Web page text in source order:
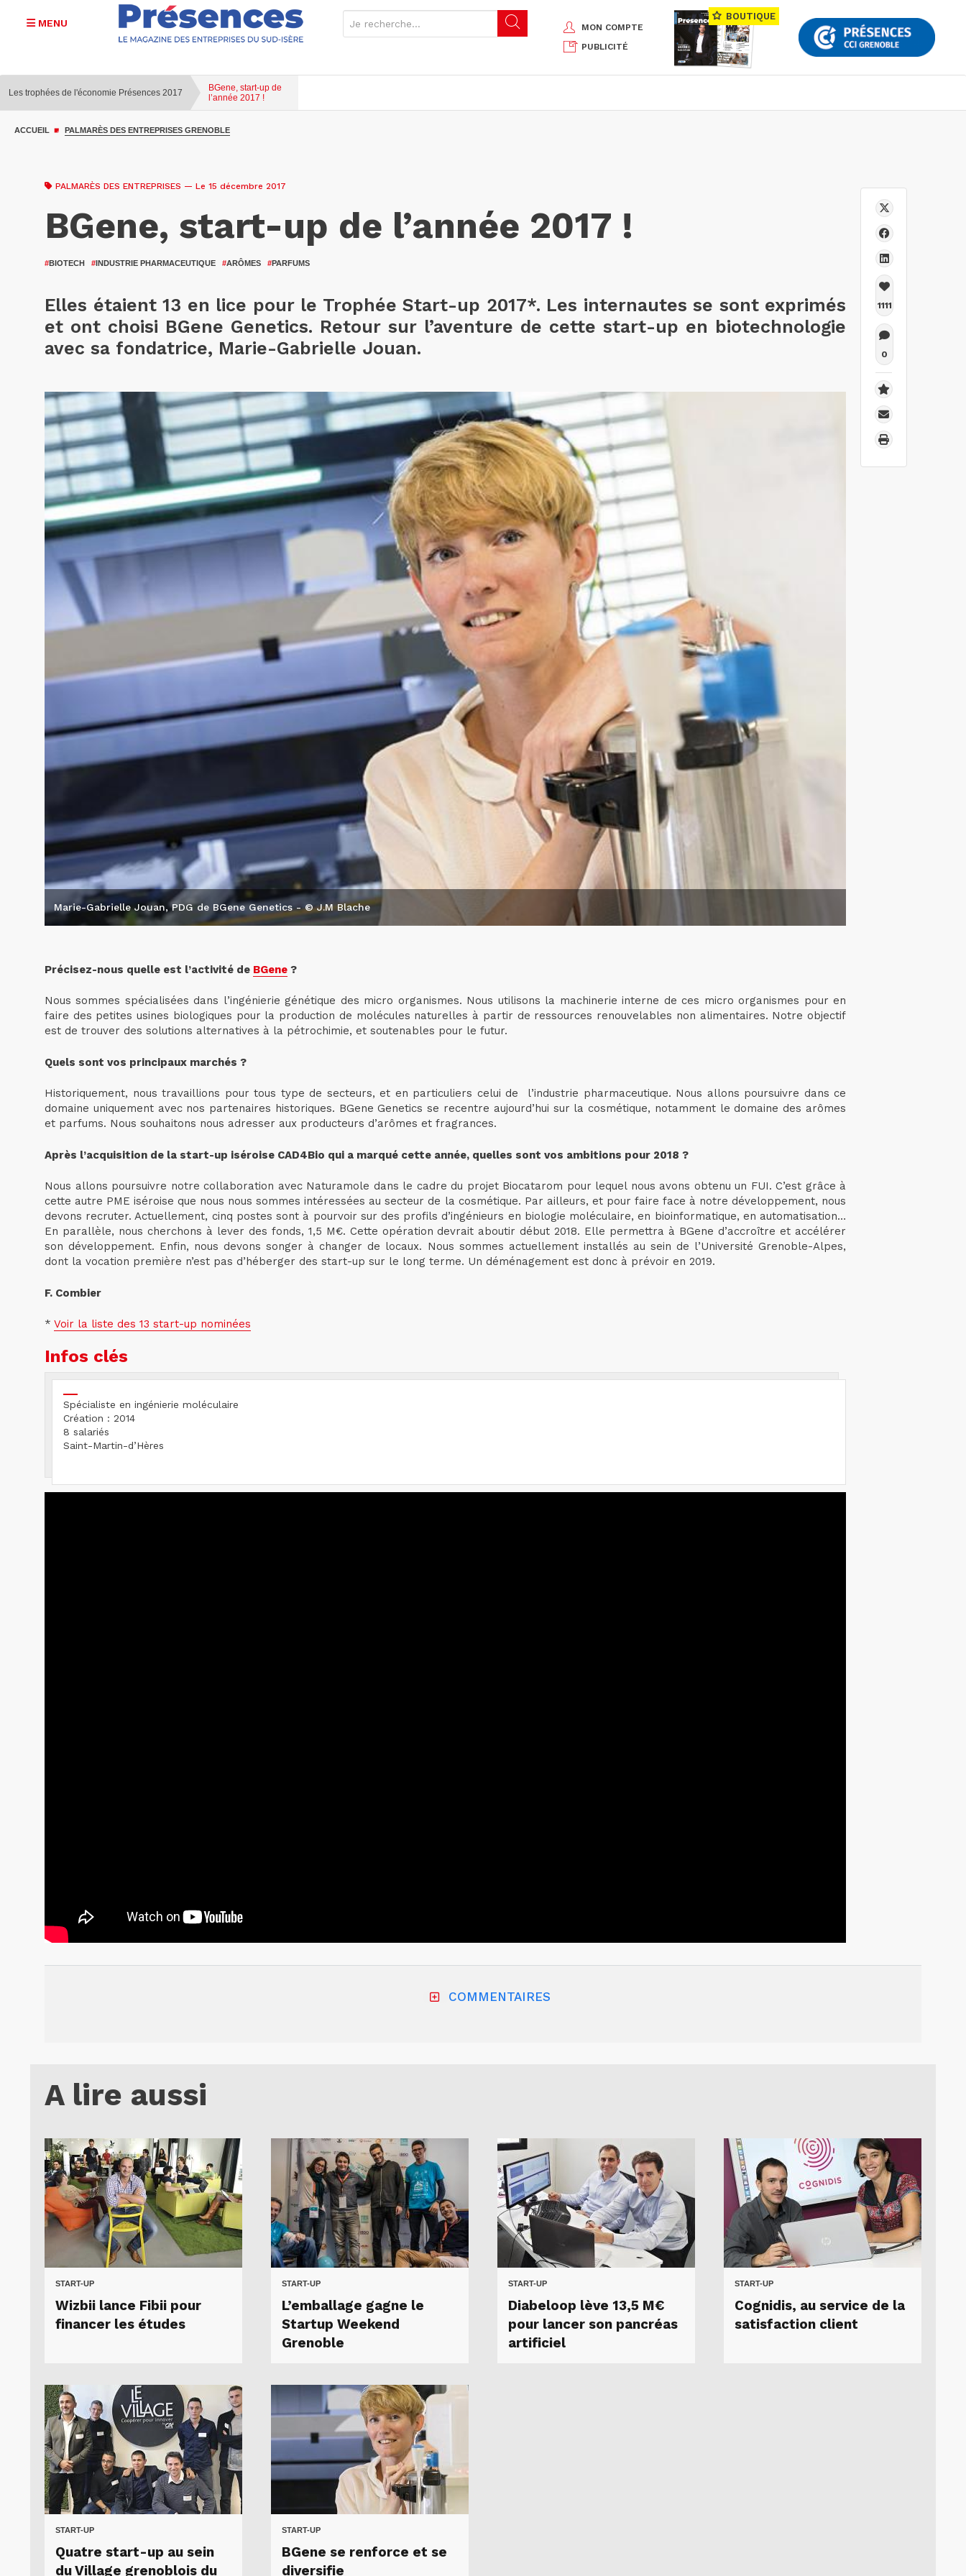
MENU
MON COMPTE
PUBLICITÉ
BOUTIQUE
Les trophées de l'économie Présences 2017
BGene, start-up de
l’année 2017 !
ACCUEIL PALMARÈS DES ENTREPRISES GRENOBLE
PALMARÈS DES ENTREPRISES — Le 15 décembre 2017
BGene, start-up de l’année 2017 !
#BIOTECH #INDUSTRIE PHARMACEUTIQUE #ARÔMES #PARFUMS
Elles étaient 13 en lice pour le Trophée Start-up 2017*. Les internautes se sont exprimés
et ont choisi BGene Genetics. Retour sur l’aventure de cette start-up en biotechnologie
avec sa fondatrice, Marie-Gabrielle Jouan.
Marie-Gabrielle Jouan, PDG de BGene Genetics - © J.M Blache
Précisez-nous quelle est l’activité de BGene ?
Nous sommes spécialisées dans l’ingénierie génétique des micro organismes. Nous utilisons la machinerie interne de ces micro organismes pour en
faire des petites usines biologiques pour la production de molécules naturelles à partir de ressources renouvelables non alimentaires. Notre objectif
est de trouver des solutions alternatives à la pétrochimie, et soutenables pour le futur.
Quels sont vos principaux marchés ?
Historiquement, nous travaillions pour tous type de secteurs, et en particuliers celui de l’industrie pharmaceutique. Nous allons poursuivre dans ce
domaine uniquement avec nos partenaires historiques. BGene Genetics se recentre aujourd’hui sur la cosmétique, notamment le domaine des arômes
et parfums. Nous souhaitons nous adresser aux producteurs d’arômes et fragrances.
Après l’acquisition de la start-up iséroise CAD4Bio qui a marqué cette année, quelles sont vos ambitions pour 2018 ?
Nous allons poursuivre notre collaboration avec Naturamole dans le cadre du projet Biocatarom pour lequel nous avons obtenu un FUI. C’est grâce à
cette autre PME iséroise que nous nous sommes intéressées au secteur de la cosmétique. Par ailleurs, et pour faire face à notre développement, nous
devons recruter. Actuellement, cinq postes sont à pourvoir sur des profils d’ingénieurs en biologie moléculaire, en bioinformatique, en automatisation…
En parallèle, nous cherchons à lever des fonds, 1,5 M€. Cette opération devrait aboutir début 2018. Elle permettra à BGene d’accroître et accélérer
son développement. Enfin, nous devons songer à changer de locaux. Nous sommes actuellement installés au sein de l’Université Grenoble-Alpes,
dont la vocation première n’est pas d’héberger des start-up sur le long terme. Un déménagement est donc à prévoir en 2019.
F. Combier
* Voir la liste des 13 start-up nominées
Infos clés
Spécialiste en ingénierie moléculaire
Création : 2014
8 salariés
Saint-Martin-d’Hères
COMMENTAIRES
1111
0
A lire aussi
START-UP
Wizbii lance Fibii pour
financer les études
START-UP
L’emballage gagne le
Startup Weekend
Grenoble
START-UP
Diabeloop lève 13,5 M€
pour lancer son pancréas
artificiel
START-UP
Cognidis, au service de la
satisfaction client
START-UP
Quatre start-up au sein
du Village grenoblois du
START-UP
BGene se renforce et se
diversifie